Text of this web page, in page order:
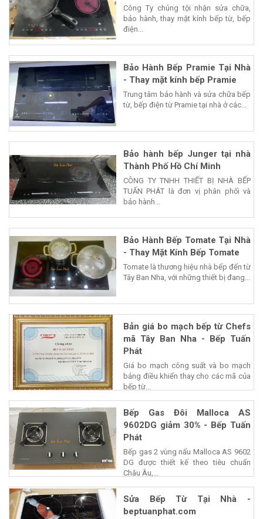
Công Ty chúng tội nhận sửa chữa,
bảo hành, thay mặt kính bếp từ, bếp
điện...
Bảo Hành Bếp Pramie Tại Nhà
- Thay mặt kính bếp Pramie
Trung tâm bảo hành và sửa chữa bếp
từ, bếp điện từ Pramie tại nhà ở các...
Bảo hành bếp Junger tại nhà
Thành Phố Hồ Chí Minh
CÔNG TY TNHH THIẾT BỊ NHÀ BẾP
TUẤN PHÁT là đơn vị phân phối và
bảo hành...
Bảo Hành Bếp Tomate Tại Nhà
- Thay Mặt Kính Bếp Tomate
Tomate là thương hiệu nhà bếp đến từ
Tây Ban Nha, với những thiết bị đang...
Bản giá bo mạch bếp từ Chefs
mã Tây Ban Nha - Bếp Tuấn
Phát
Giá bo mạch công suất và bo mạch
bảng điều khiển thay cho các mã của
bếp từ...
Bếp Gas Đôi Malloca AS
9602DG giảm 30% - Bếp Tuấn
Phát
Bếp gas 2 vùng nấu Malloca AS 9602
DG được thiết kế theo tiêu chuẩn
Châu Âu,...
Sửa Bếp Từ Tại Nhà -
beptuanphat.com